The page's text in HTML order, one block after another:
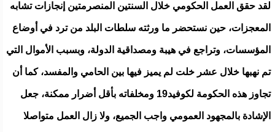
لقد حقق العمل الحكومي خلال السنتين المنصرمتين إنجازات تشابه
المعجزات، حين نستحضر ما ورثته سلطات البلد من ترد في أوضاع
المؤسسات، وتراجع في هيبة ومصداقية الدولة، وبسبب الأموال التي
تم نهبها خلال عشر خلت لم يميز فيها بين الحامي والمفسد، كما أن
تجاوز هذه الحكومة لكوفيد19 ومخلفاته بأقل أضرار ممكنة، جعل
الإشادة بالمجهود العمومي واجب الجميع، ولا زال العمل متواصلا